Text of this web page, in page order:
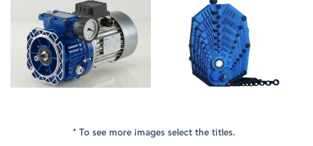
COMPANY
NOUTATI
PRODUSE* To see more images select the titles.